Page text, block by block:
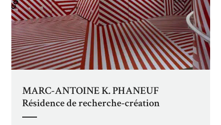
MARC-ANTOINE K. PHANEUF
Résidence de recherche-création